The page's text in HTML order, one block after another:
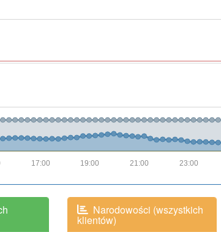
23:00
21:00
19:00
17:00
Narodowości (wszystkich
klientów)